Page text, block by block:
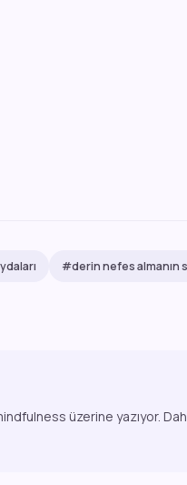
#derin nefes almanın
üzerine yazıyor.